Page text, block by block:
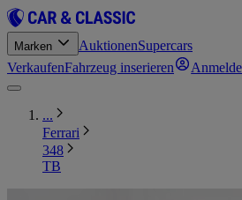
Marken AuktionenSupercars
VerkaufenFahrzeug inserieren
...
Ferrari
348
TB